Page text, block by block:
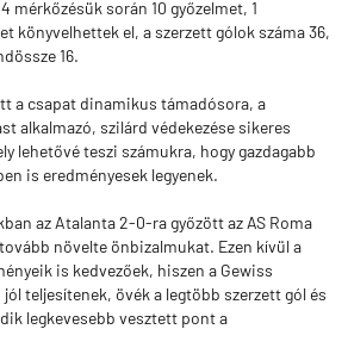
mérkőzésük során 10 győzelmet, 1
könyvelhettek el, a szerzett gólok száma 36,
16.
a csapat dinamikus támadósora, a
alkalmazó, szilárd védekezése sikeres
lehetővé teszi számukra, hogy gazdagabb
is eredményesek legyenek.
az Atalanta 2-0-ra győzött az AS Roma
növelte önbizalmukat. Ezen kívül a
is kedvezőek, hiszen a Gewiss
teljesítenek, övék a legtöbb szerzett gól és
legkevesebb vesztett pont a